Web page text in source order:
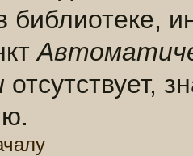
библиотеке,
отсутствует,